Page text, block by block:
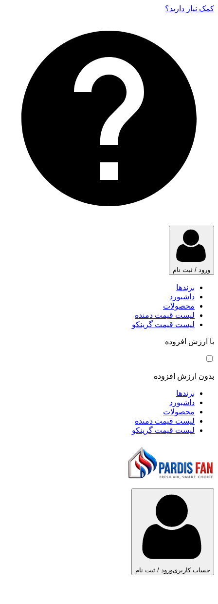
کمک نیاز دارید‌؟
ورود / ثبت نام
برندها
داشبورد
محصولات
لیست قیمت دمنده
لیست قیمت گرینکو
با ارزش افزوده
بدون ارزش افزوده
برندها
داشبورد
محصولات
لیست قیمت دمنده
لیست قیمت گرینکو
حساب کاربریورود / ثبت نام